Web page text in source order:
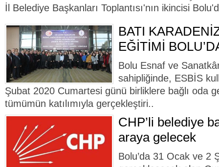
İl Belediye Başkanları Toplantısı'nın ikincisi
BATI
EĞİTİMİ
Bolu Esnaf ve
sahipliğinde, ESBİS
Şubat 2020 Cumartesi günü birliklere bağlı oda
tümümün katılımıyla gerçekleştiri..
CHP’li belediye
araya gelecek
Bolu’da 31 Ocak ve 2